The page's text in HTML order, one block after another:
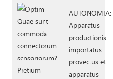
AUTONOMIA:
Apparatus
productionis
importatus
provectus et
apparatus